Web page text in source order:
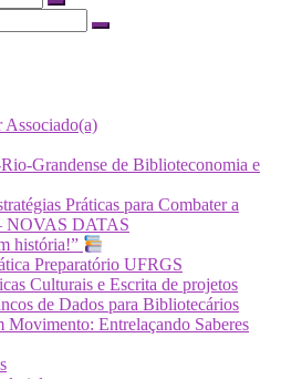
Search
Search
Associado(a)
Grandense de Biblioteconomia e
Práticas para Combater a
NOVAS DATAS
história!”
Preparatório UFRGS
Culturais e Escrita de projetos
de Dados para Bibliotecários
Movimento: Entrelaçando Saberes